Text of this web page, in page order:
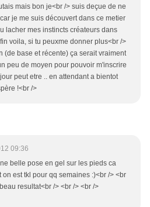
mais bon je<br /> suis deçue de ne
je me suis découvert dans ce metier
lacher mes instincts créateurs dans
voila, si tu peuxme donner plus<br />
(de base et récente) ça serait vraiment
peu de moyen pour pouvoir m'inscrire
peut etre .. en attendant a bientot
!<br />
09:36
belle pose en gel sur les pieds ca
est tkl pour qq semaines :)<br /> <br
resultat<br /> <br /> <br />